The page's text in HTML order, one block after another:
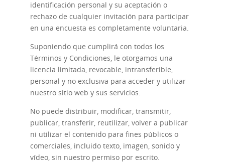
identificación personal y su aceptación o
rechazo de cualquier invitación para participar
en una encuesta es completamente voluntaria.
Suponiendo que cumplirá con todos los
Términos y Condiciones, le otorgamos una
licencia limitada, revocable, intransferible,
personal y no exclusiva para acceder y utilizar
nuestro sitio web y sus servicios.
No puede distribuir, modificar, transmitir,
publicar, transferir, reutilizar, volver a publicar
ni utilizar el contenido para fines públicos o
comerciales, incluido texto, imagen, sonido y
vídeo, sin nuestro permiso por escrito.